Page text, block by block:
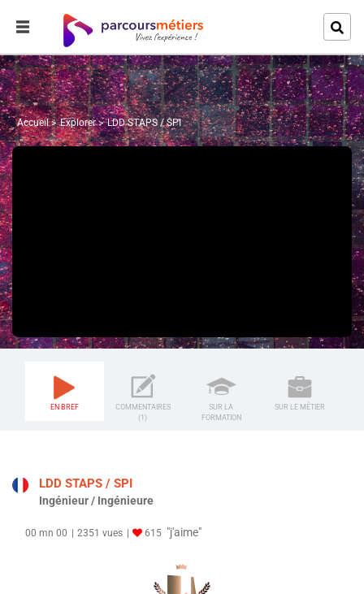
Accueil Explorer LDD STAPS / SPI
EN BREF
COMMENTAIRES
(1)
SUR LA
FORMATION
SUR LE MÉTIER
LDD STAPS / SPI
Ingénieur / Ingénieure
00 mn 00 2351 vues 615 "j'aime"